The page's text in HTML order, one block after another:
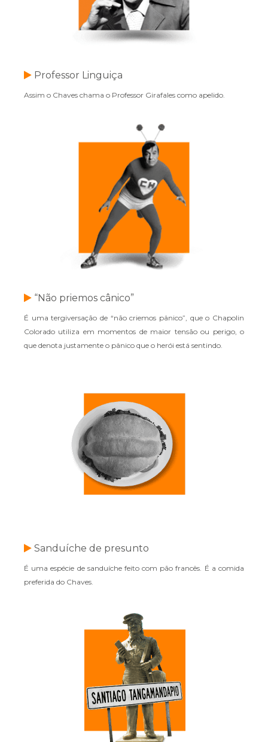
Professor Linguiça
Assim o Chaves chama o Professor Girafales como apelido.
“Não priemos cânico”
É uma tergiversação de “não criemos pânico”, que o Chapolin
Colorado utiliza em momentos de maior tensão ou perigo, o
que denota justamente o pânico que o herói está sentindo.
Sanduíche de presunto
É uma espécie de sanduíche feito com pão francês. É a comida
preferida do Chaves.